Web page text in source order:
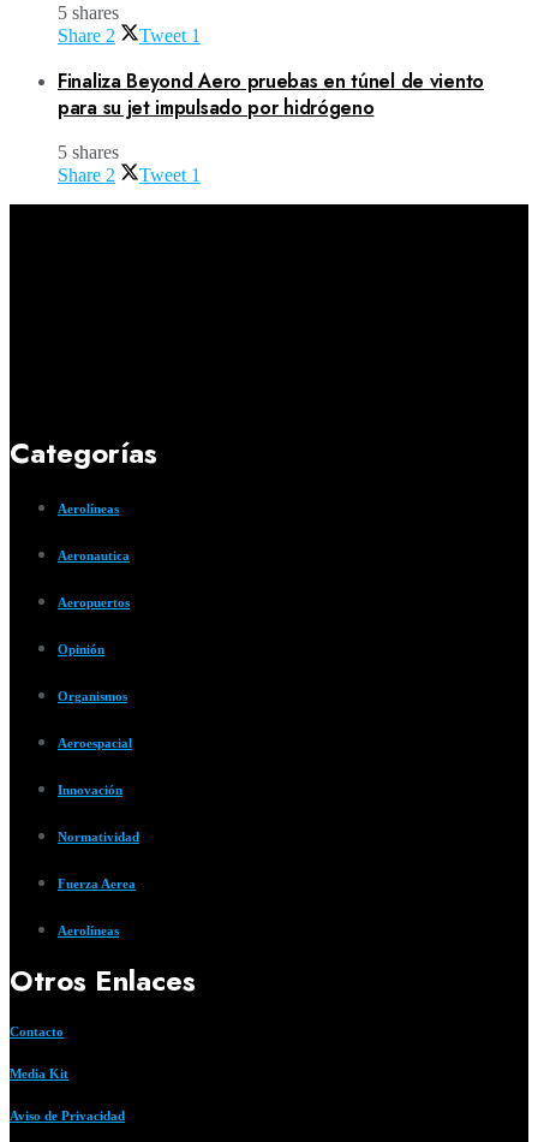
5 shares
Share 2 Tweet 1
Finaliza Beyond Aero pruebas en túnel de viento
para su jet impulsado por hidrógeno
5 shares
Share 2 Tweet 1
Categorías
Aerolíneas
Aeronautica
Aeropuertos
Opinión
Organismos
Aeroespacial
Innovación
Normatividad
Fuerza Aerea
Aerolíneas
Otros Enlaces
Contacto
Media Kit
Aviso de Privacidad